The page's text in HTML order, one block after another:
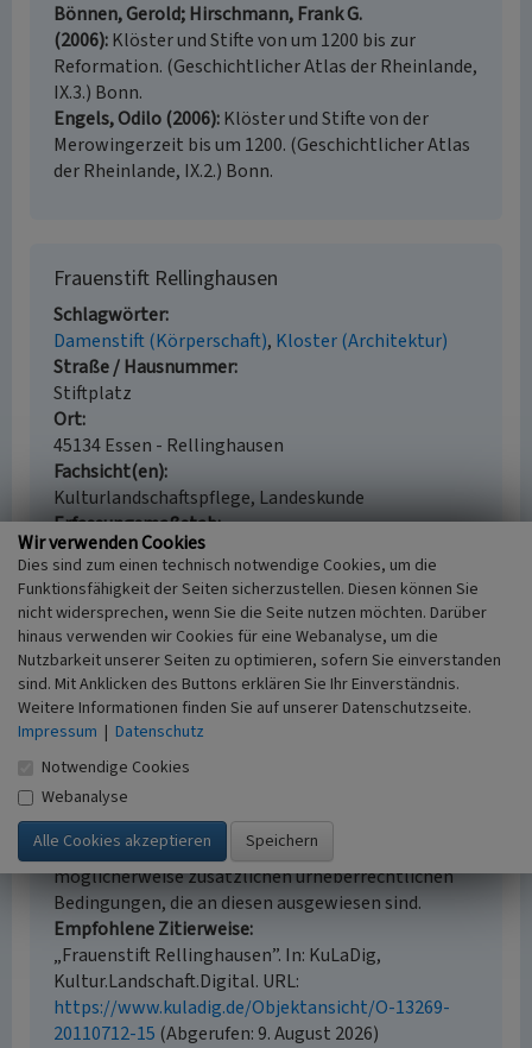
Bönnen, Gerold; Hirschmann, Frank G.
(2006) Klöster und Stifte von um 1200 bis zur
Reformation. (Geschichtlicher Atlas der Rheinlande,
IX.3.) Bonn.
Engels, Odilo (2006) Klöster und Stifte von der
Merowingerzeit bis um 1200. (Geschichtlicher Atlas
der Rheinlande, IX.2.) Bonn.
Frauenstift Rellinghausen
Schlagwörter
Damenstift (Körperschaft) Kloster (Architektur)
Straße / Hausnummer
Stiftplatz
Ort
45134 Essen - Rellinghausen
Fachsicht(en)
Kulturlandschaftspflege, Landeskunde
Erfassungsmaßstab
i.d.R. 1:5.000 (größer als 1:20.000)
Erfassungsmethode
Literaturauswertung
Historischer Zeitraum
Beginn 1165 bis 1175, Ende 1802
Empfohlene Zitierweise
Urheberrechtlicher Hinweis
Der hier präsentierte Inhalt ist urheberrechtlich
geschützt. Die angezeigten Medien unterliegen
möglicherweise zusätzlichen urheberrechtlichen
Bedingungen, die an diesen ausgewiesen sind.
Empfohlene Zitierweise
„Frauenstift Rellinghausen”. In: KuLaDig,
Kultur.Landschaft.Digital. URL:
https://www.kuladig.de/Objektansicht/O-13269-
20110712-15 (Abgerufen: 9. August 2026)
Wir verwenden Cookies
Dies sind zum einen technisch notwendige Cookies, um die
Funktionsfähigkeit der Seiten sicherzustellen. Diesen können Sie
nicht widersprechen, wenn Sie die Seite nutzen möchten. Darüber
hinaus verwenden wir Cookies für eine Webanalyse, um die
Nutzbarkeit unserer Seiten zu optimieren, sofern Sie einverstanden
sind. Mit Anklicken des Buttons erklären Sie Ihr Einverständnis.
Weitere Informationen finden Sie auf unserer Datenschutzseite.
Impressum | Datenschutz
Notwendige Cookies
Webanalyse